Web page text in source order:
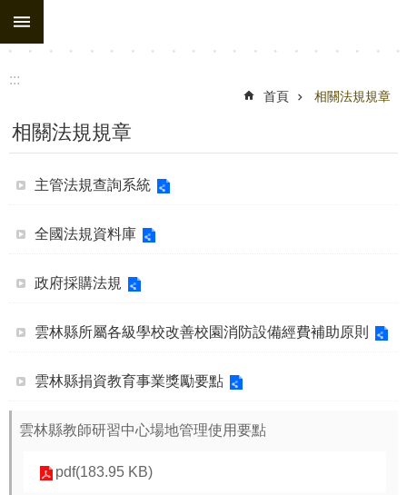
跳到主要內容區塊
:::
首頁 相關法規規章
相關法規規章
主管法規查詢系統
全國法規資料庫
政府採購法規
雲林縣所屬各級學校改善校園消防設備經費補助原則
雲林縣捐資教育事業獎勵要點
雲林縣教師研習中心場地管理使用要點
pdf(183.95 KB)